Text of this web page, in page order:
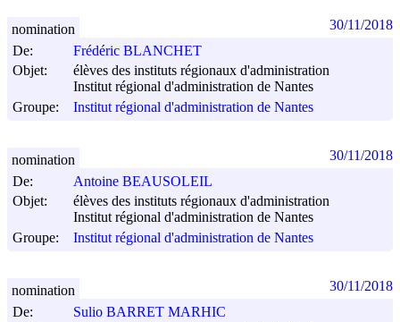
De:
Frédéric BLANCHET
Objet:
élèves des instituts régionaux d'administration
Institut régional d'administration de Nantes
Groupe:
Institut régional d'administration de Nantes
nomination 30/11/2018
De:
Antoine BEAUSOLEIL
Objet:
élèves des instituts régionaux d'administration
Institut régional d'administration de Nantes
Groupe:
Institut régional d'administration de Nantes
nomination 30/11/2018
De:
Sulio BARRET MARHIC
nomination 30/11/2018